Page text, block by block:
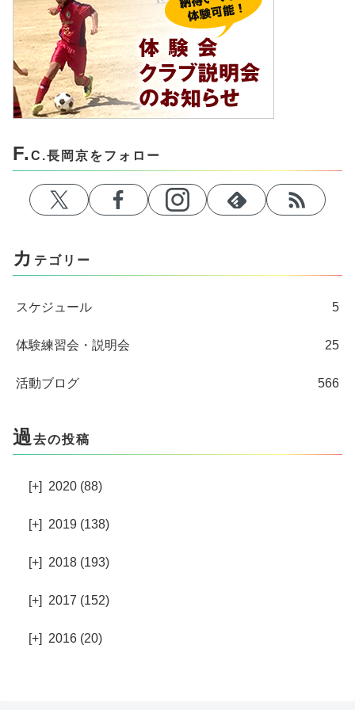
F. C.長岡京をフォロー
カ テゴリー
スケジュール 5
体験練習会・説明会 25
活動ブログ 566
過去の投稿
[+] 2020 (88)
[+] 2019 (138)
[+] 2018 (193)
[+] 2017 (152)
[+] 2016 (20)